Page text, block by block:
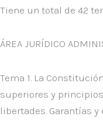
Tiene un total de 42
ÁREA JURÍDICO
Tema 1. La
superiores y
libertades. Garantías